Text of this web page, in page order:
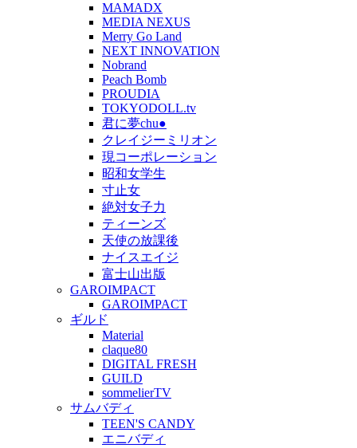
MAMADX
MEDIA NEXUS
Merry Go Land
NEXT INNOVATION
Nobrand
Peach Bomb
PROUDIA
TOKYODOLL.tv
君に夢chu●
クレイジーミリオン
現コーポレーション
昭和女学生
寸止女
絶対女子力
ティーンズ
天使の放課後
ナイスエイジ
富士山出版
GAROIMPACT
GAROIMPACT
ギルド
Material
claque80
DIGITAL FRESH
GUILD
sommelierTV
サムバディ
TEEN'S CANDY
エニバディ